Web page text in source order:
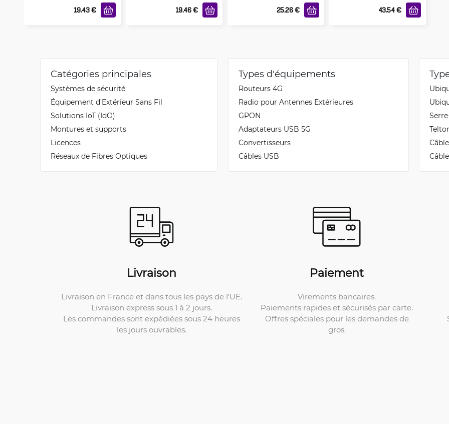
19.43 € 19.46 € 25.26 € 43.54 €
Catégories principales
Systèmes de sécurité
Équipement d’Extérieur Sans Fil
Solutions IoT (IdO)
Montures et supports
Licences
Réseaux de Fibres Optiques
Types d'équipements
Routeurs 4G
Radio pour Antennes Extérieures
GPON
Adaptateurs USB 5G
Convertisseurs
Câbles USB
Livraison
Livraison en France et dans tous les pays de l'UE.
Livraison express sous 1 à 2 jours.
Les commandes sont expédiées sous 24 heures
les jours ouvrables.
Paiement
Virements bancaires.
Paiements rapides et sécurisés par carte.
Offres spéciales pour les demandes de
gros.